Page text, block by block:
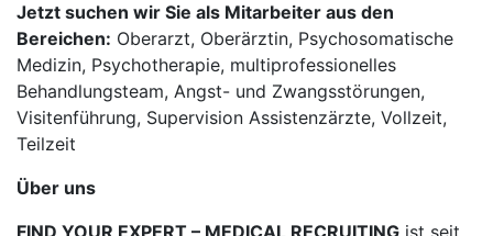
Jetzt suchen wir Sie als Mitarbeiter aus den
Bereichen: Oberarzt, Oberärztin, Psychosomatische
Medizin, Psychotherapie, multiprofessionelles
Behandlungsteam, Angst- und Zwangsstörungen,
Visitenführung, Supervision Assistenzärzte, Vollzeit,
Teilzeit
Über uns
FIND YOUR EXPERT – MEDICAL RECRUITING ist seit